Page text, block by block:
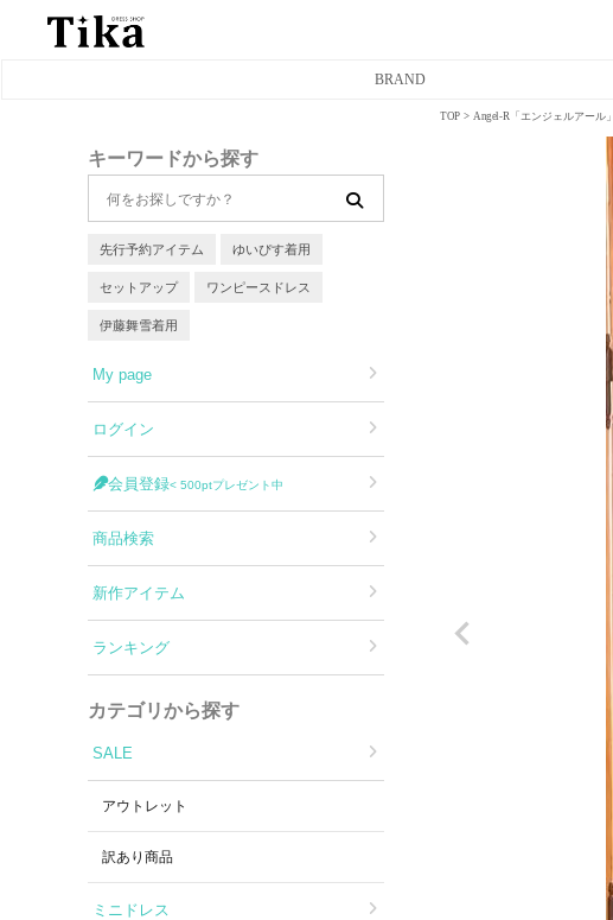
BRAND
フレアミニドレス
タイトロングドレス
Aラインロングドレス
バースデードレス
キーワードから探す
先行予約アイテム ゆいぴす着用
セットアップ ワンピースドレス
伊藤舞雪着用
My page
ログイン
会員登録< 500ptプレゼント中
商品検索
新作アイテム
ランキング
カテゴリから探す
SALE
アウトレット
訳あり商品
ミニドレス
TOP Angel-R「エンジェルアール」